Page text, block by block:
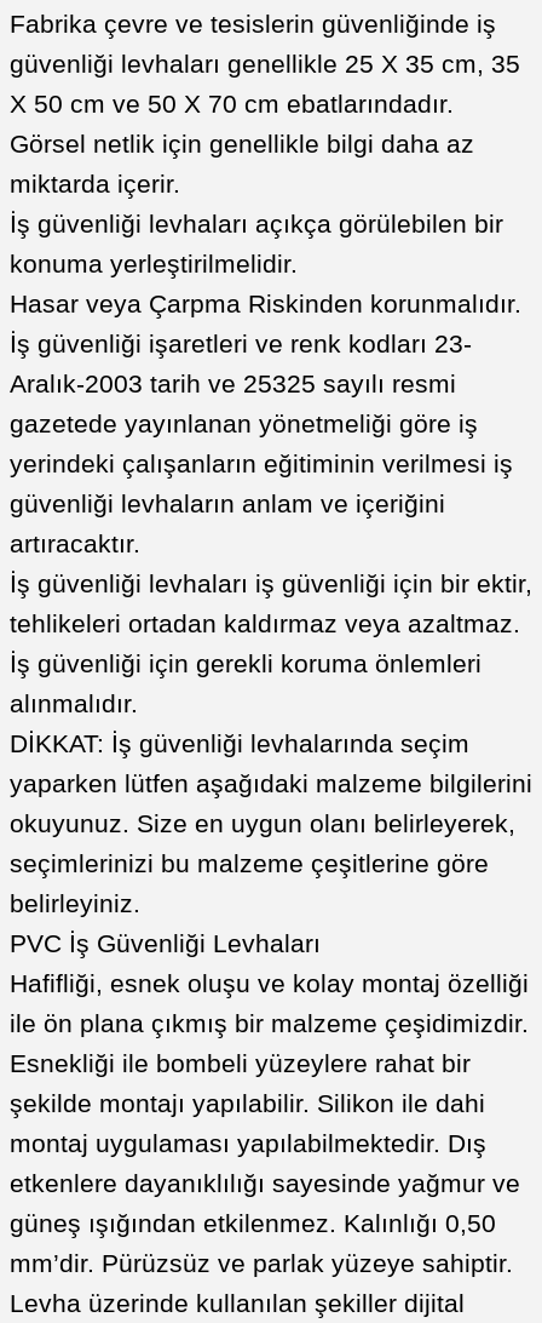
Fabrika çevre ve tesislerin güvenliğinde iş
güvenliği levhaları genellikle 25 X 35 cm, 35
X 50 cm ve 50 X 70 cm ebatlarındadır.
Görsel netlik için genellikle bilgi daha az
miktarda içerir.
İş güvenliği levhaları açıkça görülebilen bir
konuma yerleştirilmelidir.
Hasar veya Çarpma Riskinden korunmalıdır.
İş güvenliği işaretleri ve renk kodları 23-
Aralık-2003 tarih ve 25325 sayılı resmi
gazetede yayınlanan yönetmeliği göre iş
yerindeki çalışanların eğitiminin verilmesi iş
güvenliği levhaların anlam ve içeriğini
artıracaktır.
İş güvenliği levhaları iş güvenliği için bir ektir,
tehlikeleri ortadan kaldırmaz veya azaltmaz.
İş güvenliği için gerekli koruma önlemleri
alınmalıdır.
DİKKAT: İş güvenliği levhalarında seçim
yaparken lütfen aşağıdaki malzeme bilgilerini
okuyunuz. Size en uygun olanı belirleyerek,
seçimlerinizi bu malzeme çeşitlerine göre
belirleyiniz.
PVC İş Güvenliği Levhaları
Hafifliği, esnek oluşu ve kolay montaj özelliği
ile ön plana çıkmış bir malzeme çeşidimizdir.
Esnekliği ile bombeli yüzeylere rahat bir
şekilde montajı yapılabilir. Silikon ile dahi
montaj uygulaması yapılabilmektedir. Dış
etkenlere dayanıklılığı sayesinde yağmur ve
güneş ışığından etkilenmez. Kalınlığı 0,50
mm’dir. Pürüzsüz ve parlak yüzeye sahiptir.
Levha üzerinde kullanılan şekiller dijital